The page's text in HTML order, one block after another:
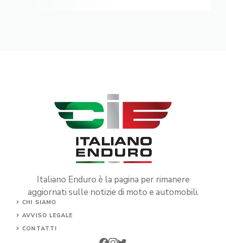
Italiano Enduro è la pagina per rimanere
aggiornati sulle notizie di moto e automobili.
CHI SIAMO
AVVISO LEGALE
CONTATTI